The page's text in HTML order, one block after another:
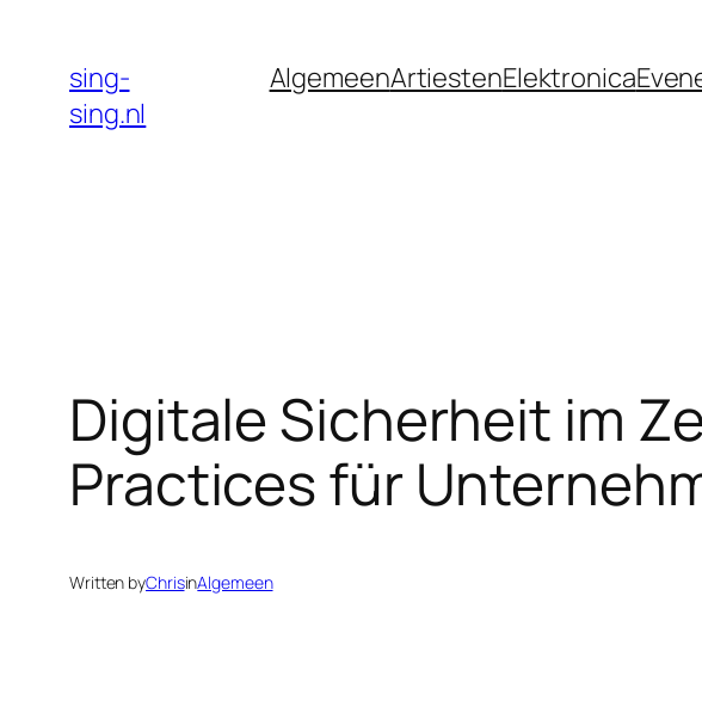
content
sing-
sing.nl
AlgemeenArtiestenElektronica
Digitale Sicherheit im
Practices für
Written byChrisinAlgemeen